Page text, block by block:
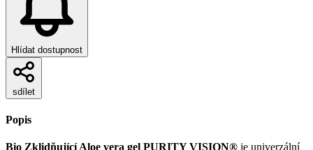
Hlídat dostupnost
sdílet
Popis
Bio Zklidňující Aloe vera gel PURITY VISION® je univerzální